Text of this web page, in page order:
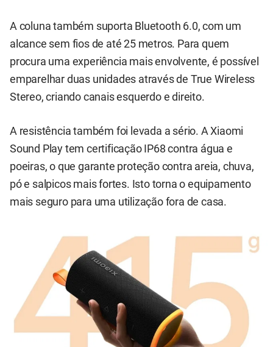
A coluna também suporta Bluetooth 6.0, com um
alcance sem fios de até 25 metros. Para quem
procura uma experiência mais envolvente, é possível
emparelhar duas unidades através de True Wireless
Stereo, criando canais esquerdo e direito.
A resistência também foi levada a sério. A Xiaomi
Sound Play tem certificação IP68 contra água e
poeiras, o que garante proteção contra areia, chuva,
pó e salpicos mais fortes. Isto torna o equipamento
mais seguro para uma utilização fora de casa.